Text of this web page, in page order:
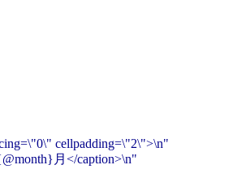
cellpadding=\"2\">\n"
月</caption>\n"